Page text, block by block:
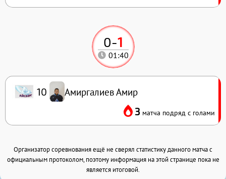
0-1
01:40
10 Амиргалиев Амир
3 матча подряд с голами
Организатор соревнования ещё не сверял статистику данного матча с
официальным протоколом, поэтому информация на этой странице пока не
является итоговой.